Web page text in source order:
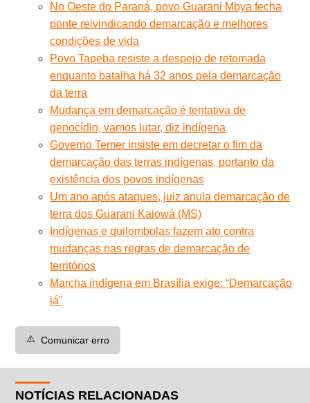
No Oeste do Paraná, povo Guarani Mbya fecha
ponte reivindicando demarcação e melhores
condições de vida
Povo Tapeba resiste a despejo de retomada
enquanto batalha há 32 anos pela demarcação
da terra
Mudança em demarcação é tentativa de
genocídio, vamos lutar, diz indígena
Governo Temer insiste em decretar o fim da
demarcação das terras indígenas, portanto da
existência dos povos indígenas
Um ano após ataques, juiz anula demarcação de
terra dos Guarani Kaiowá (MS)
Indígenas e quilombolas fazem ato contra
mudanças nas regras de demarcação de
territórios
Marcha indígena em Brasília exige: “Demarcação
já”
⚠️ Comunicar erro
NOTÍCIAS RELACIONADAS